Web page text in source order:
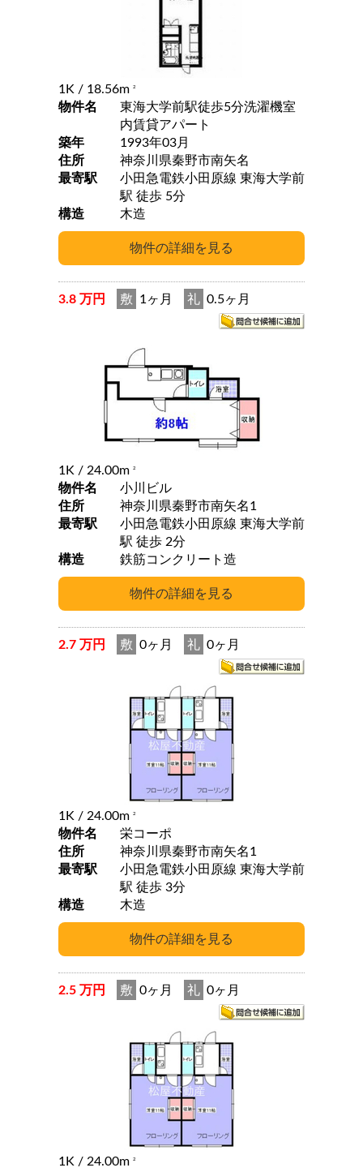
1K / 18.56m 2
物件名
東海大学前駅徒歩5分洗濯機室
内賃貸アパート
築年
1993年03月
住所
神奈川県秦野市南矢名
最寄駅
小田急電鉄小田原線 東海大学前
駅 徒歩 5分
構造
木造
3.8 万円 敷 1ヶ月 礼 0.5ヶ月
1K / 24.00m 2
物件名
小川ビル
住所
神奈川県秦野市南矢名1
最寄駅
小田急電鉄小田原線 東海大学前
駅 徒歩 2分
構造
鉄筋コンクリート造
2.7 万円 敷 0ヶ月 礼 0ヶ月
1K / 24.00m 2
物件名
栄コーポ
住所
神奈川県秦野市南矢名1
最寄駅
小田急電鉄小田原線 東海大学前
駅 徒歩 3分
構造
木造
2.5 万円 敷 0ヶ月 礼 0ヶ月
1K / 24.00m 2